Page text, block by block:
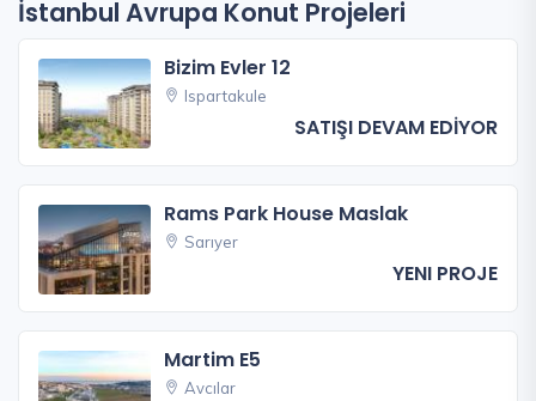
İstanbul Avrupa Konut Projeleri
Bizim Evler 12
Ispartakule
SATIŞI DEVAM EDİYOR
Rams Park House Maslak
Sarıyer
YENI PROJE
Martim E5
Avcılar